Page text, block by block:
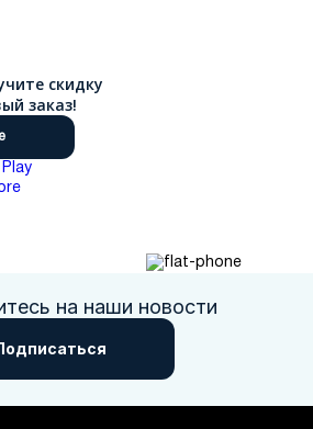
скидку
заказ!
на наши новости